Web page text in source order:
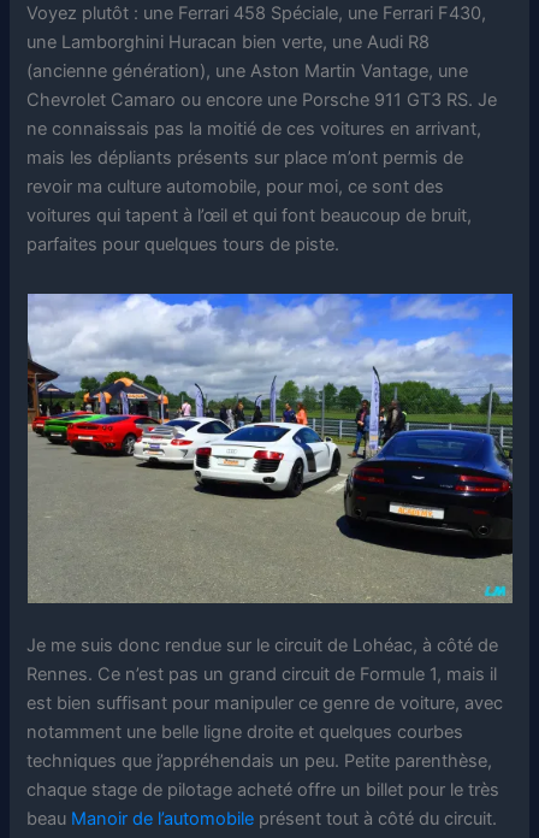
Voyez plutôt : une Ferrari 458 Spéciale, une Ferrari F430,
une Lamborghini Huracan bien verte, une Audi R8
(ancienne génération), une Aston Martin Vantage, une
Chevrolet Camaro ou encore une Porsche 911 GT3 RS. Je
ne connaissais pas la moitié de ces voitures en arrivant,
mais les dépliants présents sur place m’ont permis de
revoir ma culture automobile, pour moi, ce sont des
voitures qui tapent à l’œil et qui font beaucoup de bruit,
parfaites pour quelques tours de piste.
Je me suis donc rendue sur le circuit de Lohéac, à côté de
Rennes. Ce n’est pas un grand circuit de Formule 1, mais il
est bien suffisant pour manipuler ce genre de voiture, avec
notamment une belle ligne droite et quelques courbes
techniques que j’appréhendais un peu. Petite parenthèse,
chaque stage de pilotage acheté offre un billet pour le très
beau Manoir de l’automobile présent tout à côté du circuit.